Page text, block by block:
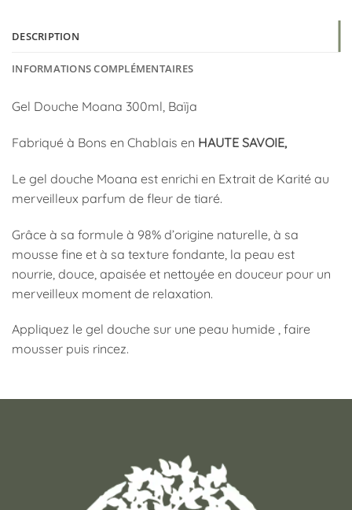
DESCRIPTION
INFORMATIONS COMPLÉMENTAIRES
Gel Douche Moana 300ml, Baïja
Fabriqué à Bons en Chablais en HAUTE SAVOIE,
Le gel douche Moana est enrichi en Extrait de Karité au
merveilleux parfum de fleur de tiaré.
Grâce à sa formule à 98% d’origine naturelle, à sa
mousse fine et à sa texture fondante, la peau est
nourrie, douce, apaisée et nettoyée en douceur pour un
merveilleux moment de relaxation.
Appliquez le gel douche sur une peau humide , faire
mousser puis rincez.